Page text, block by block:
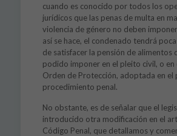
cuando es conocido por todos los
jurídicos que las penas de multa en
violencia de género no deben
así se hace, el condenado tendrá
de satisfacer la pensión de alimentos
podido imponer en el pleito civil, o en
Orden de Protección, adoptada en el
procedimiento penal.
No obstante, es de señalar que el
introducido otra modificación en el
Código Penal, que detallamos y